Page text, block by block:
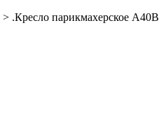
> .Кресло парикмахерское А40В